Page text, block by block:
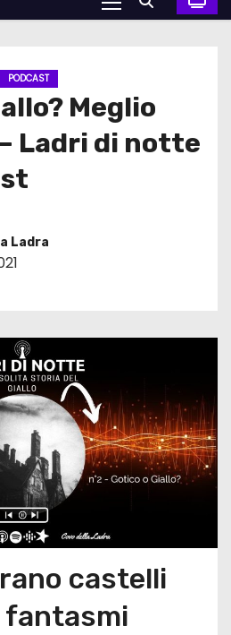
PODCAST
Meglio
Ladri di notte
Ladra
castelli